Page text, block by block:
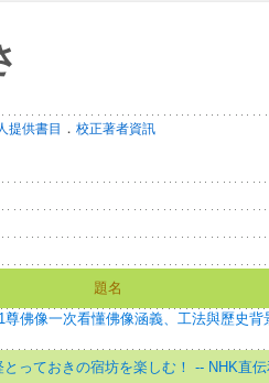
提供書目 ． 校正著者資訊
題名
尊佛像一次看懂佛像涵義、工法與歷史
っておきの宿坊を楽しむ！ -- NHK直